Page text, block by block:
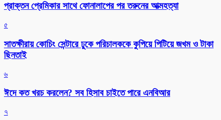
প্রাক্তন প্রেমিকার সাথে ফোনালাপের পর তরুনের আত্মহত্যা
৫
সাতক্ষীরায় কোচিং সেন্টারে ঢুকে পরিচালককে কুপিয়ে পিটিয়ে জখম ও টাকা
ছিনতাই
৬
ঈদে কত খরচ করলেন? সব হিসাব চাইতে পারে এনবিআর
৭